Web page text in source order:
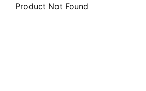
Product Not Found